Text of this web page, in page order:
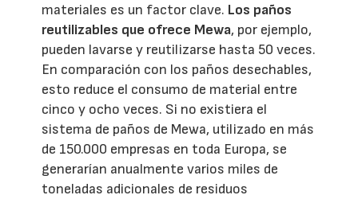
materiales es un factor clave. Los paños
reutilizables que ofrece Mewa, por ejemplo,
pueden lavarse y reutilizarse hasta 50 veces.
En comparación con los paños desechables,
esto reduce el consumo de material entre
cinco y ocho veces. Si no existiera el
sistema de paños de Mewa, utilizado en más
de 150.000 empresas en toda Europa, se
generarían anualmente varios miles de
toneladas adicionales de residuos